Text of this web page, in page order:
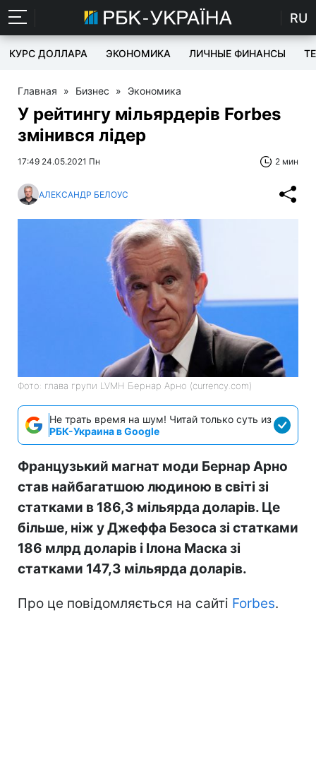
RU
КУРС ДОЛЛАРА ЭКОНОМИКА ЛИЧНЫЕ ФИНАНСЫ
Главная » Бизнес » Экономика
У рейтингу мільярдерів Forbes
змінився лідер
17:49 24.05.2021 Пн 2 мин
АЛЕКСАНДР БЕЛОУС
Фото: глава групи LVMH Бернар Арно (currency.com)
Не трать время на шум! Читай только суть из
РБК-Украина в Google
Французький магнат моди Бернар Арно
став найбагатшою людиною в світі зі
статками в 186,3 мільярда доларів. Це
більше, ніж у Джеффа Безоса зі статками
186 млрд доларів і Ілона Маска зі
статками 147,3 мільярда доларів.
Про це повідомляється на сайті Forbes.